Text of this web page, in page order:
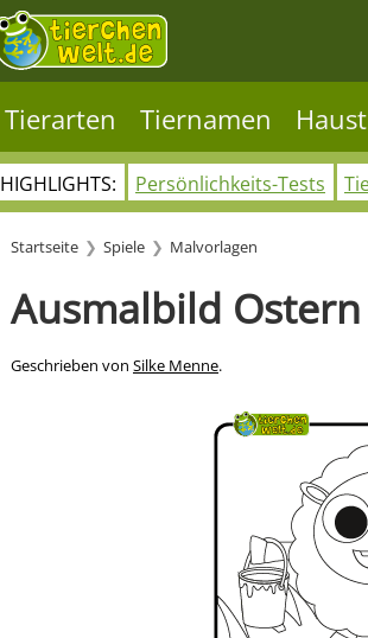
Tierarten Tiernamen
HIGHLIGHTS: Persönlichkeits-Tests
Startseite Spiele Malvorlagen
Ausmalbild Ostern
Geschrieben von Silke Menne.